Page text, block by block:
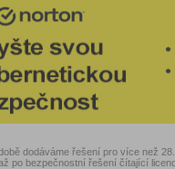
dodáváme řešení pro více než
po bezpečnostní řešení čítající